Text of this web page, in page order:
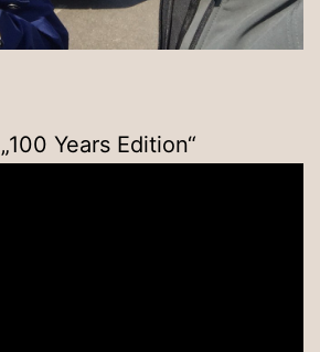
Years Edition“